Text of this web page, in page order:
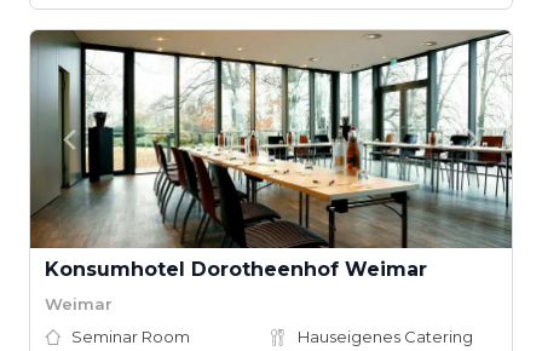
Konsumhotel Dorotheenhof Weimar
Weimar
Seminar Room
Hauseigenes Catering